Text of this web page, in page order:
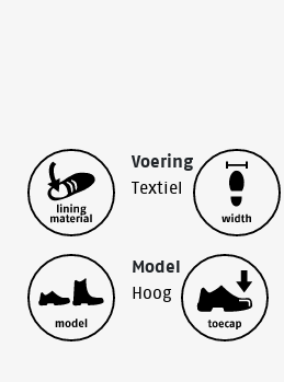
Voering
Textiel
Model
Hoog